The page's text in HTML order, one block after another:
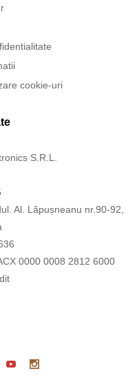
cookie-uri
S.R.L.
Al. Lăpușneanu nr.90-92,
0000 0008 2812 6000